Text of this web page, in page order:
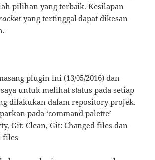
pilihan yang terbaik. Kesilapan
yang tertinggal dapat dikesan
plugin ini (13/05/2016) dan
untuk melihat status pada setiap
dilakukan dalam repository projek.
pada ‘command palette’
Git: Clean, Git: Changed files dan
files